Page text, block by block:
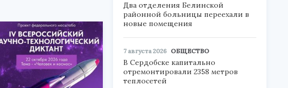
Два отделения Белинской
районной больницы переехали в
новые помещения
7 августа 2026 ОБЩЕСТВО
В Сердобске капитально
отремонтировали 2358 метров
теплосетей